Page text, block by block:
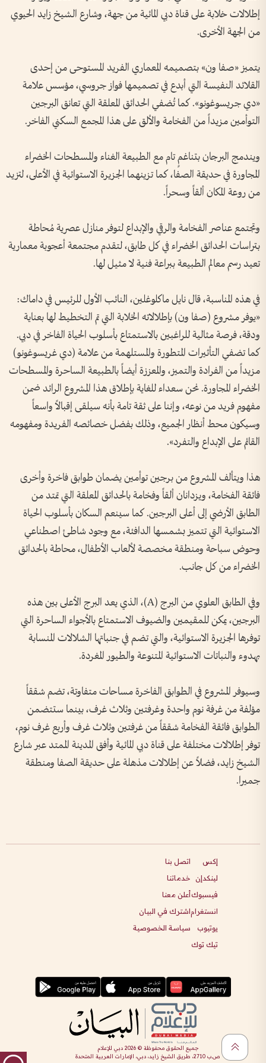
إطلالات خلابة على قناة دبي المائية من جهة، وشارع الشيخ زايد الحيوي
من الجهة الأخرى.
يتميز «صفا ون» بتصميمه المعماري الفريد المستوحى من إحدى
القلائد النفيسة التي أبدع في تصميمها فواز جروسي، مؤسس علامة
«دي جريسوغونو». كما تُضفي الحدائق المعلقة التي تعانق البرجين
التوأمين مزيداً من الفخامة والألق على هذا المجمع السكني الفاخر.
ويندمج البرجان بتناغمٍ تام مع الطبيعة الغناء والمسطحات الخضراء
المجاورة في حديقة الصفا، كما تزينهما الجزيرة الاستوائية في الأعلى، لتزيد
من روعة المكان ألقاً وسحراً.
وتجتمع عناصر الفخامة والرقي والإبداع لتوفر منازل عصرية مُحاطة
بتراسات الحدائق الخضراء في كل طابق، لتقدم مجتمعة أعجوبة معمارية
تعيد رسم معالم الطبيعة ببراعة فنية لا مثيل لها.
في هذه المناسبة، قال نايل ماكلوغلين، النائب الأول للرئيس في داماك:
«يوفر مشروع (صفا ون) بإطلالاته الخلابة التي تم التخطيط لها بعناية
ودقة، فرصة مثالية للراغبين بالاستمتاع بأسلوب الحياة الفاخر في دبي.
كما تضفي التأثيرات المتطورة والمستلهمة من علامة (دي غريسوغونو)
مزيداً من الفرادة والتميز، والمعززة أيضاً بالطبيعة الساحرة والمسطحات
الخضراء المجاورة. نحن سعداء للغاية بإطلاق هذا المشروع الرائد ضمن
مفهوم فريد من نوعه، وإننا على ثقة تامة بأنه سيلقى إقبالاً واسعاً
وسيكون محط أنظار الجميع، وذلك بفضل خصائصه الفريدة ومفهومه
القائم على الإبداع والتفرد».
هذا ويتألف المشروع من برجين توأمين يضمان طوابق فاخرة وأخرى
فائقة الفخامة، ويزدانان ألقاً وفخامة بالحدائق المعلقة التي تمتد من
الطابق الأرضي إلى أعلى البرجين. كما سينعم السكان بأسلوب الحياة
الاستوائية التي تتميز بشمسها الدافئة، مع وجود شاطئ اصطناعي
وحوض سباحة ومنطقة مخصصة لألعاب الأطفال، محاطة بالحدائق
الخضراء من كل جانب.
وفي الطابق العلوي من البرج (A)، الذي يعد البرج الأعلى بين هذه
البرجين، يمكن للمقيمين والضيوف الاستمتاع بالأجواء الساحرة التي
توفرها الجزيرة الاستوائية، والتي تضم في جنباتها الشلالات المنسابة
بهدوء والنباتات الاستوائية المتنوعة والطيور المغردة.
وسيوفر المشروع في الطوابق الفاخرة مساحات متفاوتة، تضم شققاً
مؤلفة من غرفة نوم واحدة وغرفتين وثلاث غرف، بينما ستتضمن
الطوابق فائقة الفخامة شققاً من غرفتين وثلاث غرف وأربع غرف نوم،
توفر إطلالات مختلفة على قناة دبي المائية وأفق المدينة الممتد عبر شارع
الشيخ زايد، فضلاً عن إطلالات مذهلة على حديقة الصفا ومنطقة
جميرا.
إكس
لينكدإن
فيسبوك
انستغرام
يوتيوب
تيك توك
اتصل بنا
خدماتنا
أعلن معنا
اشترك في البيان
سياسة الخصوصية
جميع الحقوق محفوظة ©2026 دبي للإعلام
ص.ب 2710، طريق الشيخ زايد، دبي، الإمارات العربية المتحدة